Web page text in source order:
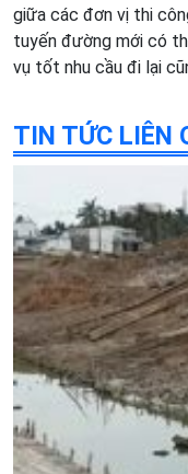
giữa các đơn vị thi
tuyến đường mới có
vụ tốt nhu cầu đi lại
TIN TỨC LIÊN